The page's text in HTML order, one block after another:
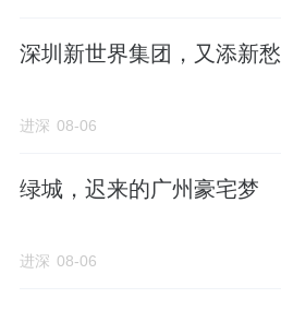
深圳新世界集团，又添新愁
进深 08-06
绿城，迟来的广州豪宅梦
进深 08-06